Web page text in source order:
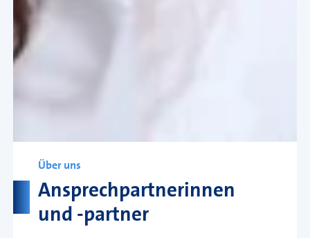
Über uns
Ansprechpartnerinnen
und -partner